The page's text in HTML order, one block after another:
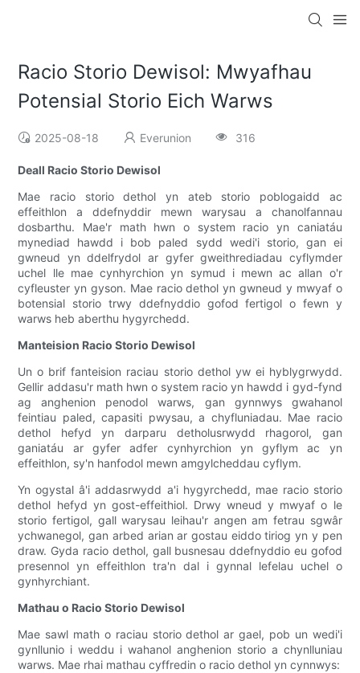
Racio Storio Dewisol: Mwyafhau
Potensial Storio Eich Warws
2025-08-18 Everunion 316
Deall Racio Storio Dewisol
Mae racio storio dethol yn ateb storio poblogaidd ac
effeithlon a ddefnyddir mewn warysau a chanolfannau
dosbarthu. Mae'r math hwn o system racio yn caniatáu
mynediad hawdd i bob paled sydd wedi'i storio, gan ei
gwneud yn ddelfrydol ar gyfer gweithrediadau cyflymder
uchel lle mae cynhyrchion yn symud i mewn ac allan o'r
cyfleuster yn gyson. Mae racio dethol yn gwneud y mwyaf o
botensial storio trwy ddefnyddio gofod fertigol o fewn y
warws heb aberthu hygyrchedd.
Manteision Racio Storio Dewisol
Un o brif fanteision raciau storio dethol yw ei hyblygrwydd.
Gellir addasu'r math hwn o system racio yn hawdd i gyd-fynd
ag anghenion penodol warws, gan gynnwys gwahanol
feintiau paled, capasiti pwysau, a chyfluniadau. Mae racio
dethol hefyd yn darparu detholusrwydd rhagorol, gan
ganiatáu ar gyfer adfer cynhyrchion yn gyflym ac yn
effeithlon, sy'n hanfodol mewn amgylcheddau cyflym.
Yn ogystal â'i addasrwydd a'i hygyrchedd, mae racio storio
dethol hefyd yn gost-effeithiol. Drwy wneud y mwyaf o le
storio fertigol, gall warysau leihau'r angen am fetrau sgwâr
ychwanegol, gan arbed arian ar gostau eiddo tiriog yn y pen
draw. Gyda racio dethol, gall busnesau ddefnyddio eu gofod
presennol yn effeithlon tra'n dal i gynnal lefelau uchel o
gynhyrchiant.
Mathau o Racio Storio Dewisol
Mae sawl math o raciau storio dethol ar gael, pob un wedi'i
gynllunio i weddu i wahanol anghenion storio a chynlluniau
warws. Mae rhai mathau cyffredin o racio dethol yn cynnwys: